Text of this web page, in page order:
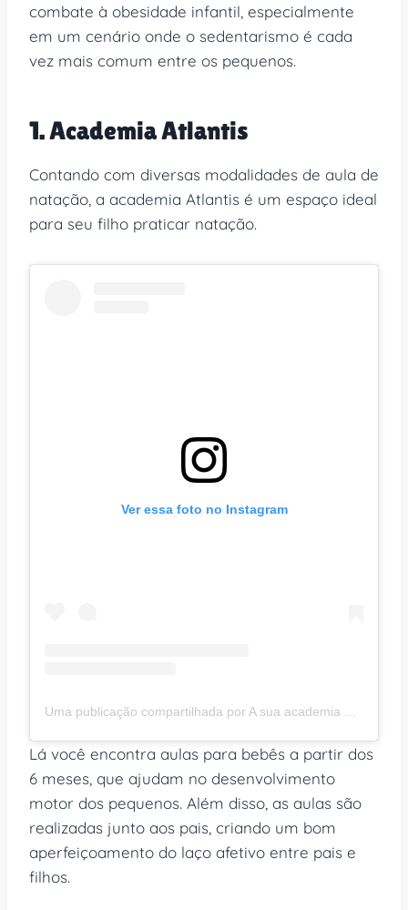
combate à obesidade infantil, especialmente
em um cenário onde o sedentarismo é cada
vez mais comum entre os pequenos.
1. Academia Atlantis
Contando com diversas modalidades de aula de
natação, a academia Atlantis é um espaço ideal
para seu filho praticar natação.
Ver essa foto no Instagram
Lá você encontra aulas para bebês a partir dos
6 meses, que ajudam no desenvolvimento
motor dos pequenos. Além disso, as aulas são
realizadas junto aos pais, criando um bom
aperfeiçoamento do laço afetivo entre pais e
filhos.